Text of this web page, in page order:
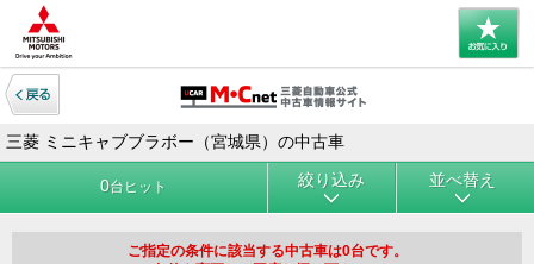
三菱 ミニキャブブラボー（宮城県）の中古車
0台ヒット 絞り込み 並べ替え
ご指定の条件に該当する中古車は0台です。